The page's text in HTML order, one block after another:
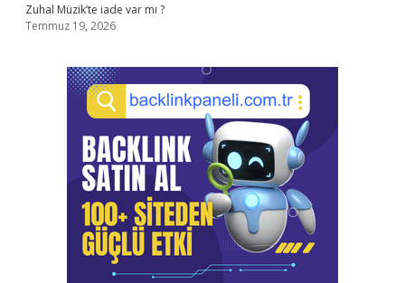
Zuhal Müzik’te iade var mı ?
Temmuz 19, 2026